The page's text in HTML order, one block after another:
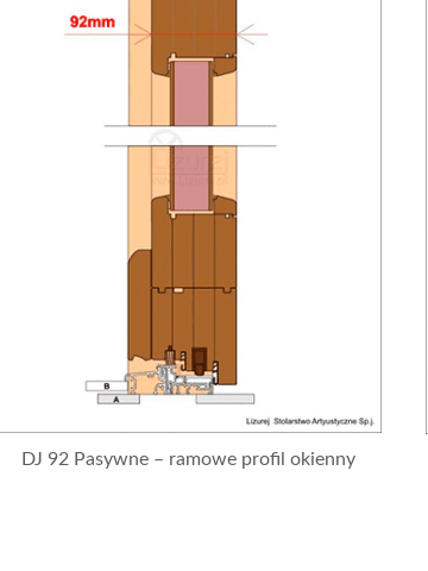
DJ 92 Pasywne – ramowe profil okienny